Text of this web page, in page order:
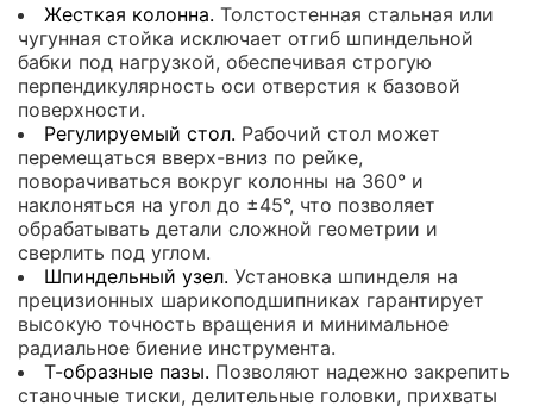
Жесткая колонна. Толстостенная стальная или
чугунная стойка исключает отгиб шпиндельной
бабки под нагрузкой, обеспечивая строгую
перпендикулярность оси отверстия к базовой
поверхности.
Регулируемый стол. Рабочий стол может
перемещаться вверх-вниз по рейке,
поворачиваться вокруг колонны на 360° и
наклоняться на угол до ±45°, что позволяет
обрабатывать детали сложной геометрии и
сверлить под углом.
Шпиндельный узел. Установка шпинделя на
прецизионных шарикоподшипниках гарантирует
высокую точность вращения и минимальное
радиальное биение инструмента.
Т-образные пазы. Позволяют надежно закрепить
станочные тиски, делительные головки, прихваты